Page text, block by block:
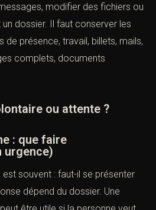
de préserver les preuves
Il ne faut pas supprimer un
modifier des fichiers
un dossier. Il faut conserver
complets, documents
ou attente ?
: que faire
urgence)